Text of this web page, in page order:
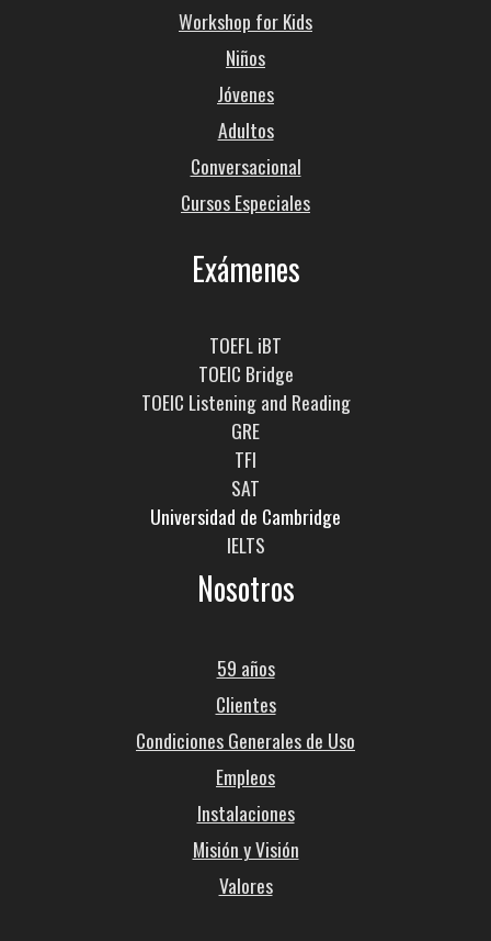
Workshop for Kids
Niños
Jóvenes
Adultos
Conversacional
Cursos Especiales
Exámenes
TOEFL iBT
TOEIC Bridge
TOEIC Listening and Reading
GRE
TFI
SAT
Universidad de Cambridge
IELTS
Nosotros
59 años
Clientes
Condiciones Generales de Uso
Empleos
Instalaciones
Misión y Visión
Valores